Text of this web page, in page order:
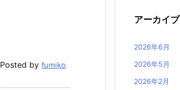
Posted by fumiko
アーカイブ
2026年6月
2026年5月
2026年2月